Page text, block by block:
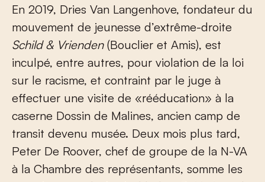
En 2019, Dries Van Langenhove, fondateur du
mouvement de jeunesse d’extrême-droite
Schild & Vrienden(Bouclier et Amis), est
inculpé, entre autres, pour violation de la loi
sur le racisme, et contraint par le juge à
effectuer une visite de «rééducation» à la
caserne Dossin de Malines, ancien camp de
transit devenu musée. Deux mois plus tard,
Peter De Roover, chef de groupe de la N-VA
à la Chambre des représentants, somme les